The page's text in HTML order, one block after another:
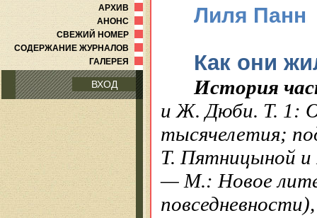
АРХИВ
АНОНС
СВЕЖИЙ НОМЕР
СОДЕРЖАНИЕ ЖУРНАЛОВ
ГАЛЕРЕЯ
ВХОД
Лиля Панн
Как они
История
и Ж. Дюби. Т. 1:
тысячелетия;
Т. Пятницыной и
— М.: Новое